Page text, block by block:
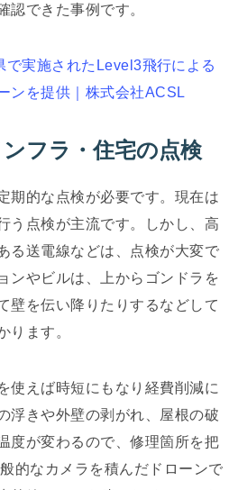
認できた事例です。
で実施されたLevel3飛行による
ンを提供｜株式会社ACSL
フラ・住宅の点検
期的な点検が必要です。現在は
う点検が主流です。しかし、高
る送電線などは、点検が大変で
ンやビルは、上からゴンドラを
壁を伝い降りたりするなどして
ります。
使えば時短にもなり経費削減に
浮きや外壁の剥がれ、屋根の破
度が変わるので、修理箇所を把
的なカメラを積んだドローンで